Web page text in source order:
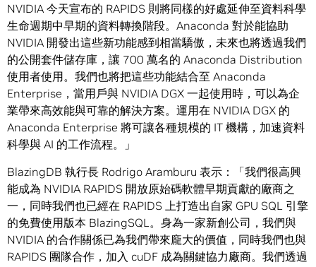
NVIDIA 今天宣布的 RAPIDS 則將同樣的好處延伸至資料科學
生命週期中早期的資料轉換階段。Anaconda 對於能協助
NVIDIA 開發出這些新功能感到相當驕傲，未來也將透過我們
的公開套件儲存庫，讓 700 萬名的 Anaconda Distribution
使用者使用。我們也將把這些功能結合至 Anaconda
Enterprise，當用戶與 NVIDIA DGX 一起使用時，可以為企
業帶來高效能與可靠的解決方案。運用在 NVIDIA DGX 的
Anaconda Enterprise 將可讓各種規模的 IT 機構，加速資料
科學與 AI 的工作流程。」
BlazingDB 執行長 Rodrigo Aramburu 表示：「我們很高興
能成為 NVIDIA RAPIDS 開放原始碼軟體早期貢獻的廠商之
一，同時我們也已經在 RAPIDS 上打造出自家 GPU SQL 引擎
的免費使用版本 BlazingSQL。身為一家新創公司，我們與
NVIDIA 的合作關係已為我們帶來龐大的價值，同時我們也與
RAPIDS 團隊合作，加入 cuDF 成為關鍵協力廠商。我們透過